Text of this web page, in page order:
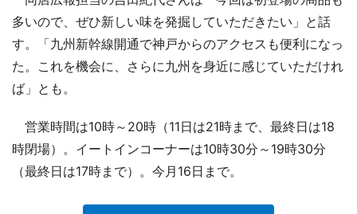
多いので、ぜひ新しい味を発掘していただきたい」と話
す。「九州新幹線開通で神戸からのアクセスも便利になっ
た。これを機会に、さらに九州を身近に感じていただけれ
ば」とも。
営業時間は10時～20時（11日は21時まで、最終日は18
時閉場）。イートインコーナーは10時30分～19時30分
（最終日は17時まで）。今月16日まで。